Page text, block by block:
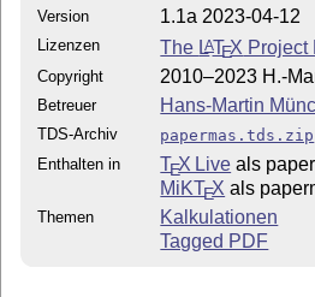
Version 1.1a 2023-04-12
Lizenzen The LATEX Project
Copyright 2010–2023 H.-
Betreuer Hans-Martin
TDS-Archiv
papermas.tds.zip
Enthalten in
TEX Live als
MiKTEX als
Themen
Kalkulationen
Tagged PDF